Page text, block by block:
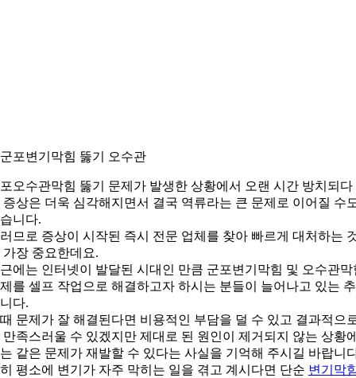
포변기막힘 뚫기 오수관
오수관막힘 뚫기 문제가 발생한 상황에서 오랜 시간 방치되다
증상은 더욱 심각해지면서 결국 역류라는 큰 문제로 이어질 수
니다.
므로 증상이 시작된 즉시 전문 업체를 찾아 빠르게 대처하는
가장 중요한데요.
에는 인터넷이 발달된 시대인 만큼 군포변기막힘 및 오수관막
를 셀프 작업으로 해결하고자 하시는 분들이 늘어나고 있는
다.
문제가 잘 해결된다면 비용적인 부담을 덜 수 있고 결과적으
만족스러울 수 있겠지만 제대로 된 원인이 제거되지 않는 상황
같은 문제가 재발할 수 있다는 사실을 기억해 주시길 바랍니
평소에 변기가 자주 막히는 일을 겪고 계시다면 단순 변기막